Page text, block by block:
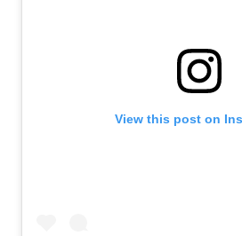
View this post on